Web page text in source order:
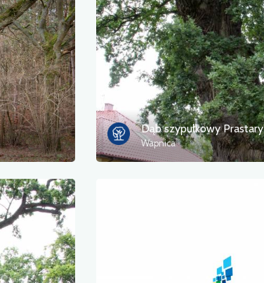
Dąb szypułkowy Prastary
Wapnica